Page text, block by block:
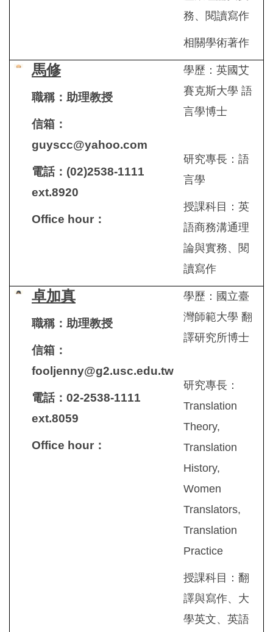
務、閱讀寫作
相關學術著作
馬修
職稱：助理教授
信箱：
guyscc@yahoo.com
電話：(02)2538-1111
ext.8920
Office hour ：
學歷：英國艾
賽克斯大學 語
言學博士
研究專長：語
言學
授課科目：英
語商務溝通理
論與實務、閱
讀寫作
卓加真
職稱：助理教授
信箱：
fooljenny@g2.usc.edu.tw
電話：02-2538-1111
ext.8059
Office hour ：
學歷：國立臺
灣師範大學 翻
譯研究所博士
研究專長：
Translation
Theory,
Translation
History,
Women
Translators,
Translation
Practice
授課科目：翻
譯與寫作、大
學英文、英語